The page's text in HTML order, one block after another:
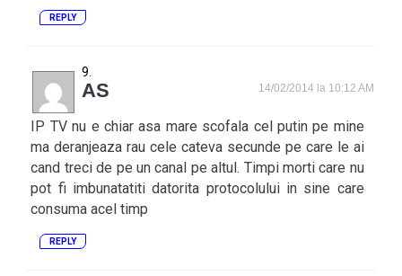
REPLY
AS 14/02/2014 la 10:12 AM
IP TV nu e chiar asa mare scofala cel putin pe mine
ma deranjeaza rau cele cateva secunde pe care le ai
cand treci de pe un canal pe altul. Timpi morti care nu
pot fi imbunatatiti datorita protocolului in sine care
consuma acel timp
REPLY